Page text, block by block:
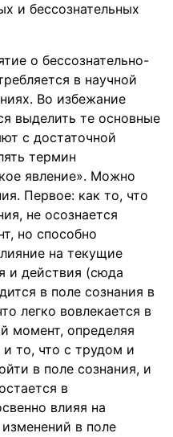
и бессознательных
о бессознательно-
в научной
Во избежание
выделить те основные
с достаточной
термин
явление». Можно
Первое: как то, что
не осознается
но способно
на текущие
и действия (сюда
в поле сознания в
легко вовлекается в
момент, определяя
то, что с трудом и
в поле сознания, и
в
влияя на
в поле